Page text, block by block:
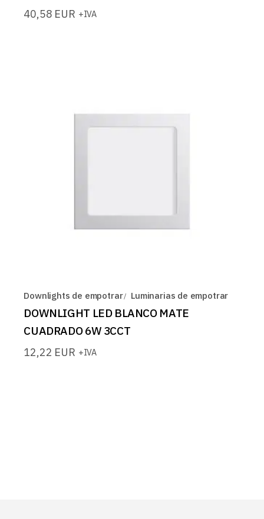
40,58 EUR +IVA
Downlights de empotrar Luminarias de empotrar
DOWNLIGHT LED BLANCO MATE
CUADRADO 6W 3CCT
12,22 EUR +IVA